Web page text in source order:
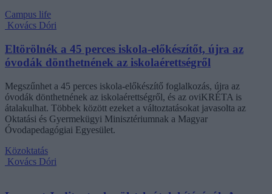
Campus life
Kovács Dóri
Eltörölnék a 45 perces iskola-előkészítőt, újra az
óvodák dönthetnének az iskolaérettségről
Megszűnhet a 45 perces iskola-előkészítő foglalkozás, újra az
óvodák dönthetnének az iskolaérettségről, és az oviKRÉTA is
átalakulhat. Többek között ezeket a változtatásokat javasolta az
Oktatási és Gyermekügyi Minisztériumnak a Magyar
Óvodapedagógiai Egyesület.
Közoktatás
Kovács Dóri